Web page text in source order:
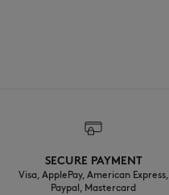
SECURE PAYMENT
Visa, ApplePay, American Express,
Paypal, Mastercard